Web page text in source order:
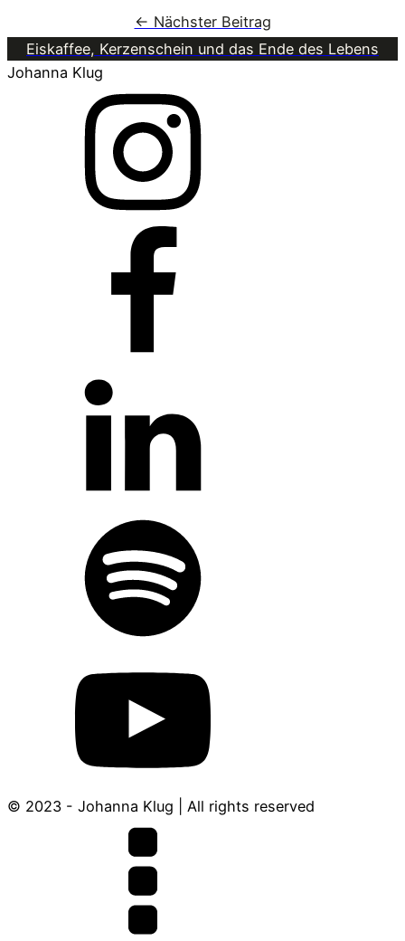
← Nächster Beitrag
Eiskaffee, Kerzenschein und das Ende des Lebens
Johanna Klug
© 2023 - Johanna Klug | All rights reserved